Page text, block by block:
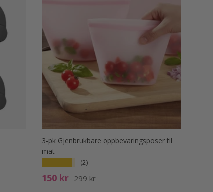
3-pk Gjenbrukbare oppbevaringsposer til
mat
(2)
Salgspris
150 kr Ord. pris
299 kr